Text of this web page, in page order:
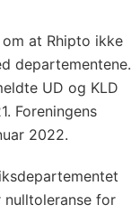
at Rhipto ikke
departementene.
UD og KLD
Foreningens
2022.
nulltoleranse for